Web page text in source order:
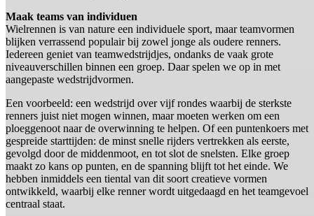
Maak teams van individuen
Wielrennen is van nature een individuele sport, maar teamvormen
blijken verrassend populair bij zowel jonge als oudere renners.
Iedereen geniet van teamwedstrijdjes, ondanks de vaak grote
niveauverschillen binnen een groep. Daar spelen we op in met
aangepaste wedstrijdvormen.
Een voorbeeld: een wedstrijd over vijf rondes waarbij de sterkste
renners juist niet mogen winnen, maar moeten werken om een
ploeggenoot naar de overwinning te helpen. Of een puntenkoers met
gespreide starttijden: de minst snelle rijders vertrekken als eerste,
gevolgd door de middenmoot, en tot slot de snelsten. Elke groep
maakt zo kans op punten, en de spanning blijft tot het einde. We
hebben inmiddels een tiental van dit soort creatieve vormen
ontwikkeld, waarbij elke renner wordt uitgedaagd en het teamgevoel
centraal staat.